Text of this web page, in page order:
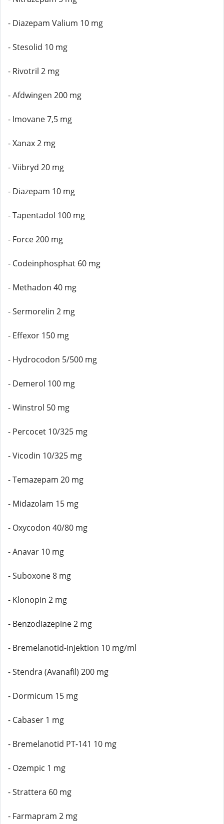
- Diazepam Valium 10 mg
- Stesolid 10 mg
- Rivotril 2 mg
- Afdwingen 200 mg
- Imovane 7,5 mg
- Xanax 2 mg
- Viibryd 20 mg
- Diazepam 10 mg
- Tapentadol 100 mg
- Force 200 mg
- Codeinphosphat 60 mg
- Methadon 40 mg
- Sermorelin 2 mg
- Effexor 150 mg
- Hydrocodon 5/500 mg
- Demerol 100 mg
- Winstrol 50 mg
- Percocet 10/325 mg
- Vicodin 10/325 mg
- Temazepam 20 mg
- Midazolam 15 mg
- Oxycodon 40/80 mg
- Anavar 10 mg
- Suboxone 8 mg
- Klonopin 2 mg
- Benzodiazepine 2 mg
- Bremelanotid-Injektion 10 mg/ml
- Stendra (Avanafil) 200 mg
- Dormicum 15 mg
- Cabaser 1 mg
- Bremelanotid PT-141 10 mg
- Ozempic 1 mg
- Strattera 60 mg
- Farmapram 2 mg